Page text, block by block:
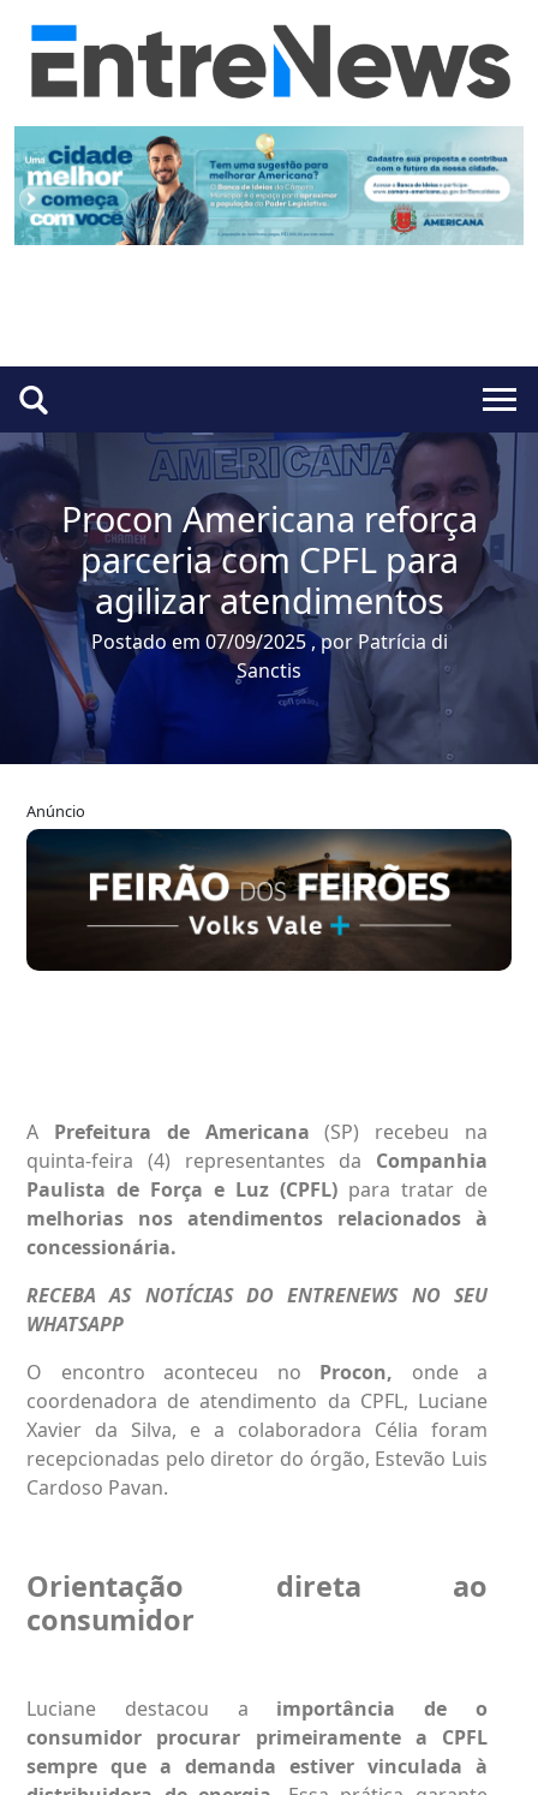
Procon Americana reforça
parceria com CPFL para
agilizar atendimentos
Postado em 07/09/2025 , por Patrícia di
Sanctis
Anúncio
A Prefeitura de Americana (SP) recebeu na
quinta-feira (4) representantes da Companhia
Paulista de Força e Luz (CPFL) para tratar de
melhorias nos atendimentos relacionados à
concessionária.
RECEBA AS NOTÍCIAS DO ENTRENEWS NO SEU
WHATSAPP
O encontro aconteceu no Procon, onde a
coordenadora de atendimento da CPFL, Luciane
Xavier da Silva, e a colaboradora Célia foram
recepcionadas pelo diretor do órgão, Estevão Luis
Cardoso Pavan.
Orientação direta ao
consumidor
Luciane destacou a importância de o
consumidor procurar primeiramente a CPFL
sempre que a demanda estiver vinculada à